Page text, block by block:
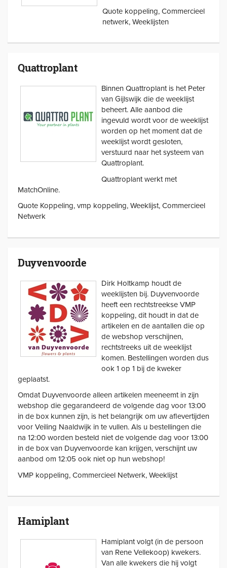
Quote koppeling, Commercieel
netwerk, Weeklijsten
Quattroplant
Binnen Quattroplant is het Peter
van Gijlswijk die de weeklijst
beheert. Alle aanbod die
ingevuld wordt voor de weeklijst
worden op het moment dat de
weeklijst wordt gesloten,
verstuurd naar het systeem van
Quattroplant.
Quattroplant werkt met
MatchOnline.
Quote Koppeling, vmp koppeling, Weeklijst, Commercieel
Netwerk
Duyvenvoorde
Dirk Holtkamp houdt de
weeklijsten bij. Duyvenvoorde
heeft een rechtstreekse VMP
koppeling, dit houdt in dat de
artikelen en de aantallen die op
de webshop verschijnen,
rechtstreeks uit de weeklijst
komen. Bestellingen worden dus
ook 1 op 1 bij de kweker
geplaatst.
Omdat Duyvenvoorde alleen artikelen meeneemt in zijn
webshop die gegarandeerd de volgende dag voor 13:00
in de box kunnen zijn, is het belangrijk om uw aflevertijden
voor Veiling Naaldwijk in te vullen. Als u bestellingen die
na 12:00 worden besteld niet de volgende dag voor 13:00
in de box van Duyvenvoorde kan krijgen, verschijnt uw
aanbod om 12:05 ook niet op hun webshop!
VMP koppeling, Commercieel Netwerk, Weeklijst
Hamiplant
Hamiplant volgt (in de persoon
van Rene Vellekoop) kwekers.
Van alle kwekers die hij volgt